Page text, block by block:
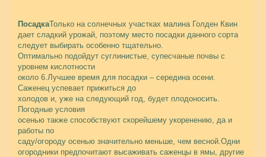
ПосадкаТолько на солнечных участках малина Голден Квин
дает сладкий урожай, поэтому место посадки данного сорта
следует выбирать особенно тщательно.
Оптимально подойдут суглинистые, супесчаные почвы с
уровнем кислотности
около 6.Лучшее время для посадки – середина осени.
Саженец успевает прижиться до
холодов и, уже на следующий год, будет плодоносить.
Погодные условия
осенью также способствуют скорейшему укоренению, да и
работы по
саду/огороду осенью значительно меньше, чем весной.Одни
огородники предпочитают высаживать саженцы в ямы, другие